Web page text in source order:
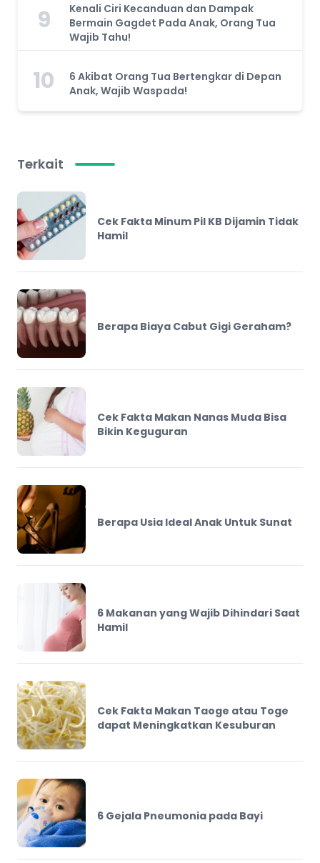
9
Kenali Ciri Kecanduan dan Dampak
Bermain Gagdet Pada Anak, Orang Tua
Wajib Tahu!
10
6 Akibat Orang Tua Bertengkar di Depan
Anak, Wajib Waspada!
Terkait
Cek Fakta Minum Pil KB Dijamin Tidak
Hamil
Berapa Biaya Cabut Gigi Geraham?
Cek Fakta Makan Nanas Muda Bisa
Bikin Keguguran
Berapa Usia Ideal Anak Untuk Sunat
6 Makanan yang Wajib Dihindari Saat
Hamil
Cek Fakta Makan Taoge atau Toge
dapat Meningkatkan Kesuburan
6 Gejala Pneumonia pada Bayi